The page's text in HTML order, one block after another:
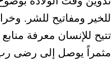
للخير ومفاتيح للشر.
تتيح للإنسان معرفة منابع
مثمراً يوصل إلى رضى